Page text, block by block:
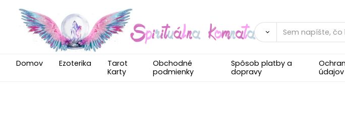
Domov Ezoterika
Tarot
Karty
Obchodné
podmienky
Spôsob platby a
dopravy
údajov